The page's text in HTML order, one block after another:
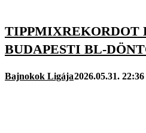
TIPPMIXREKORDOT
BUDAPESTI BL-
Bajnokok Ligája2026.05.31. 22:36